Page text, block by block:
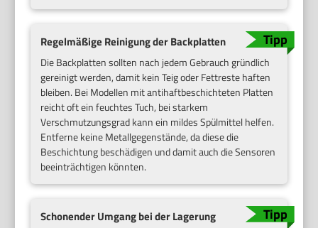
Regelmäßige Reinigung der Backplatten
Die Backplatten sollten nach jedem Gebrauch gründlich
gereinigt werden, damit kein Teig oder Fettreste haften
bleiben. Bei Modellen mit antihaftbeschichteten Platten
reicht oft ein feuchtes Tuch, bei starkem
Verschmutzungsgrad kann ein mildes Spülmittel helfen.
Entferne keine Metallgegenstände, da diese die
Beschichtung beschädigen und damit auch die Sensoren
beeinträchtigen könnten.
Schonender Umgang bei der Lagerung